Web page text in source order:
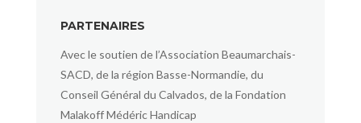
PARTENAIRES
Avec le soutien de l’Association Beaumarchais-
SACD, de la région Basse-Normandie, du
Conseil Général du Calvados, de la Fondation
Malakoff Médéric Handicap